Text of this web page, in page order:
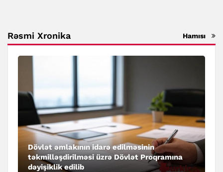
Rəsmi Xronika Hamısı
Dövlət əmlakının idarə edilməsinin
təkmilləşdirilməsi üzrə Dövlət Proqramına
dəyişiklik edilib